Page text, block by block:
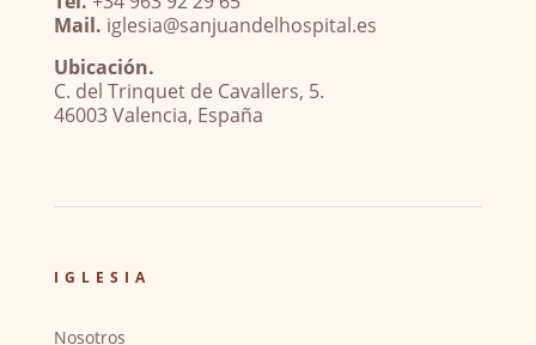
Mail. iglesia@sanjuandelhospital.es
Ubicación.
C. del Trinquet de Cavallers, 5.
46003 Valencia, España
IGLESIA
Nosotros